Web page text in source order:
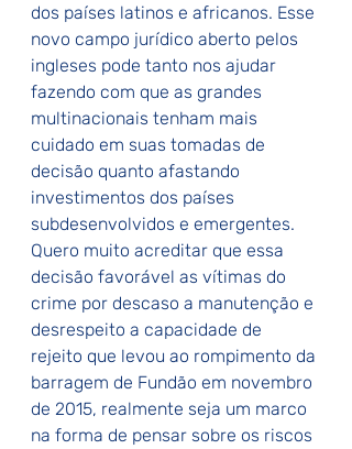
dos países latinos e africanos. Esse
novo campo jurídico aberto pelos
ingleses pode tanto nos ajudar
fazendo com que as grandes
multinacionais tenham mais
cuidado em suas tomadas de
decisão quanto afastando
investimentos dos países
subdesenvolvidos e emergentes.
Quero muito acreditar que essa
decisão favorável as vítimas do
crime por descaso a manutenção e
desrespeito a capacidade de
rejeito que levou ao rompimento da
barragem de Fundão em novembro
de 2015, realmente seja um marco
na forma de pensar sobre os riscos